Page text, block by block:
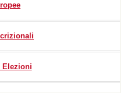
Elezioni